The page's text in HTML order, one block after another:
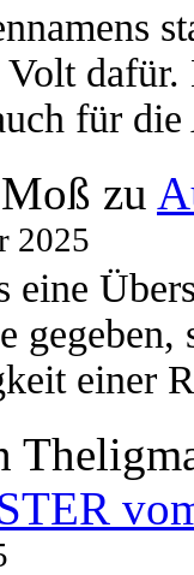
Volt
für
zu
2025
eine
einer